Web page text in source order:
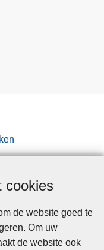
cookies
de website goed te
Om uw
de website ook